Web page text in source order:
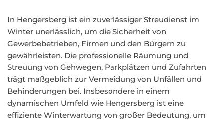
In Hengersberg ist ein zuverlässiger Streudienst im
Winter unerlässlich, um die Sicherheit von
Gewerbebetrieben, Firmen und den Bürgern zu
gewährleisten. Die professionelle Räumung und
Streuung von Gehwegen, Parkplätzen und Zufahrten
trägt maßgeblich zur Vermeidung von Unfällen und
Behinderungen bei. Insbesondere in einem
dynamischen Umfeld wie Hengersberg ist eine
effiziente Winterwartung von großer Bedeutung, um